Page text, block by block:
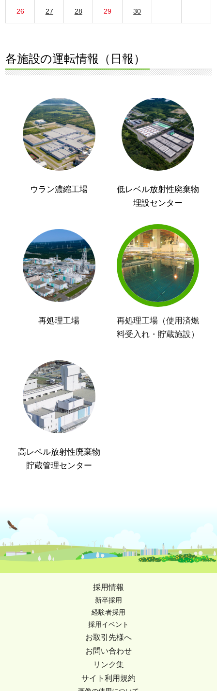
26 27 28 29 30
各施設の運転情報（日報）
ウラン濃縮工場
低レベル放射性廃棄物
埋設センター
再処理工場
再処理工場（使用済燃
料受入れ・貯蔵施設）
高レベル放射性廃棄物
貯蔵管理センター
採用情報
新卒採用
経験者採用
採用イベント
お取引先様へ
お問い合わせ
リンク集
サイト利用規約